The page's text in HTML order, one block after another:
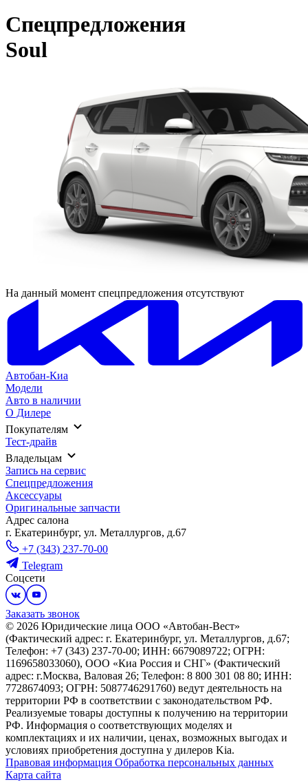
Спецпредложения
Soul
На данный момент спецпредложения отсутствуют
Автобан-Киа
Модели
Авто в наличии
О Дилере
Покупателям
Тест-драйв
Владельцам
Запись на сервис
Спецпредложения
Аксессуары
Оригинальные запчасти
Адрес салонa
г. Екатеринбург, ул. Металлургов, д.67
+7 (343) 237-70-00
Telegram
Соцсети
Заказать звонок
© 2026 Юридические лица ООО «Автобан-Вест»
(Фактический адрес: г. Екатеринбург, ул. Металлургов, д.67;
Телефон: +7 (343) 237-70-00; ИНН: 6679089722; ОГРН:
1169658033060), ООО «Киа Россия и СНГ» (Фактический
адрес: г.Москва, Валовая 26; Телефон: 8 800 301 08 80; ИНН:
7728674093; ОГРН: 5087746291760) ведут деятельность на
территории РФ в соответствии с законодательством РФ.
Реализуемые товары доступны к получению на территории
РФ. Информация о соответствующих моделях и
комплектациях и их наличии, ценах, возможных выгодах и
условиях приобретения доступна у дилеров Kia.
Правовая информация Обработка персональных данных
Карта сайта